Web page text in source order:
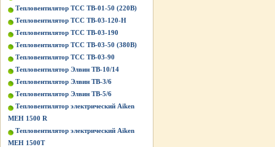
Тепловентилятор ТСС ТВ-01-50 (220В)
Тепловентилятор ТСС ТВ-03-120-Н
Тепловентилятор ТСС ТВ-03-190
Тепловентилятор ТСС ТВ-03-50 (380В)
Тепловентилятор ТСС ТВ-03-90
Тепловентилятор Элвин ТВ-10/14
Тепловентилятор Элвин ТВ-3/6
Тепловентилятор Элвин ТВ-5/6
Тепловентилятор электрический Aiken
MEH 1500 R
Тепловентилятор электрический Aiken
MEH 1500T